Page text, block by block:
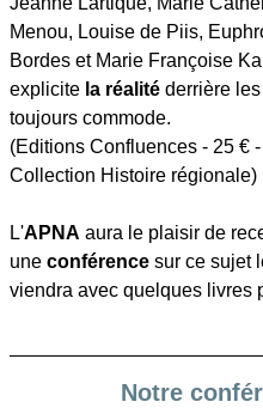
Menou, Louise de Piis,
Bordes et Marie Françoise
explicite la réalité derrière
toujours commode.
(Editions Confluences - 25 €
Collection Histoire régionale)
L'APNA aura le plaisir de
une conférence sur ce sujet
viendra avec quelques livres
Notre